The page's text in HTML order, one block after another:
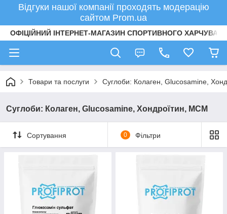
Відгуки нашої компанії проходять модерацію
сайтом Prom.ua
ОФІЦІЙНИЙ ІНТЕРНЕТ-МАГАЗИН СПОРТИВНОГО
Товари та послуги Суглоби: Колаген, Glucosamine,
Суглоби: Колаген, Glucosamine, Хондроїтин, МСМ
Сортування 0 Фільтри